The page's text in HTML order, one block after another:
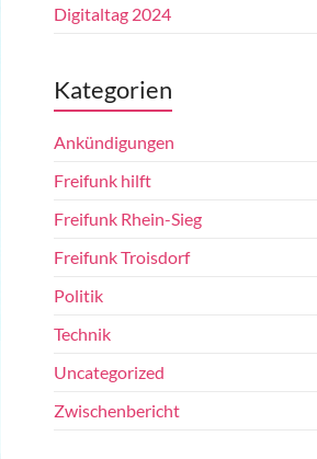
Digitaltag 2024
Kategorien
Ankündigungen
Freifunk hilft
Freifunk Rhein-Sieg
Freifunk Troisdorf
Politik
Technik
Uncategorized
Zwischenbericht